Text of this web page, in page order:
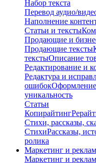
Набор текста
Перевод аудио/
Наполнение
Статьи и тексты
Продающие и
Продающие тексты
текстыОписание
Редактирование и
Редактура и
ошибокОформление
уникальность
Статьи
Копирайтинг
Стихи, рассказы,
СтихиРассказы,
ролика
Маркетинг и
Маркетинг и